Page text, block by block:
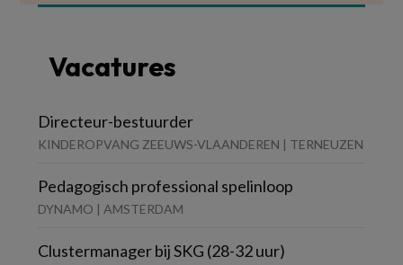
Vacatures
Directeur-bestuurder
KINDEROPVANG ZEEUWS-VLAANDEREN | TERNEUZEN
Pedagogisch professional spelinloop
DYNAMO | AMSTERDAM
Clustermanager bij SKG (28-32 uur)